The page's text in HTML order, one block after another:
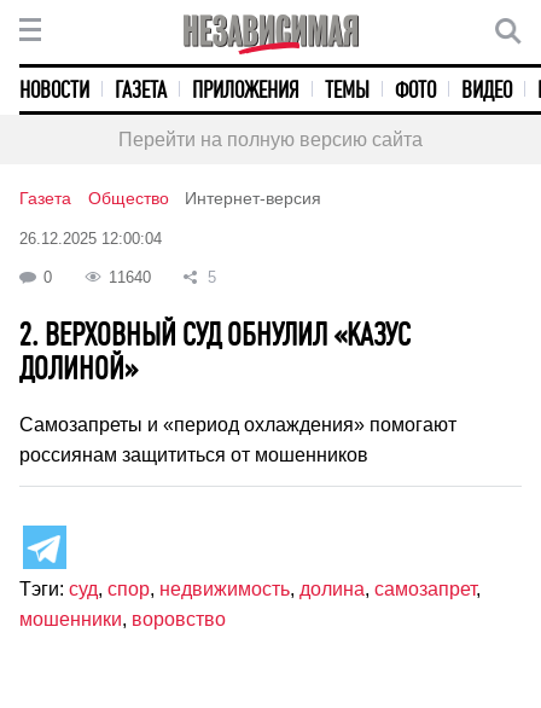
НОВОСТИ ГАЗЕТА ПРИЛОЖЕНИЯ ТЕМЫ ФОТО ВИДЕО
Перейти на полную версию сайта
Газета Общество Интернет-версия
26.12.2025 12:00:04
0 11640 5
2. ВЕРХОВНЫЙ СУД ОБНУЛИЛ «КАЗУС
ДОЛИНОЙ»
Самозапреты и «период охлаждения» помогают
россиянам защититься от мошенников
Тэги: суд, спор, недвижимость, долина, самозапрет,
мошенники, воровство